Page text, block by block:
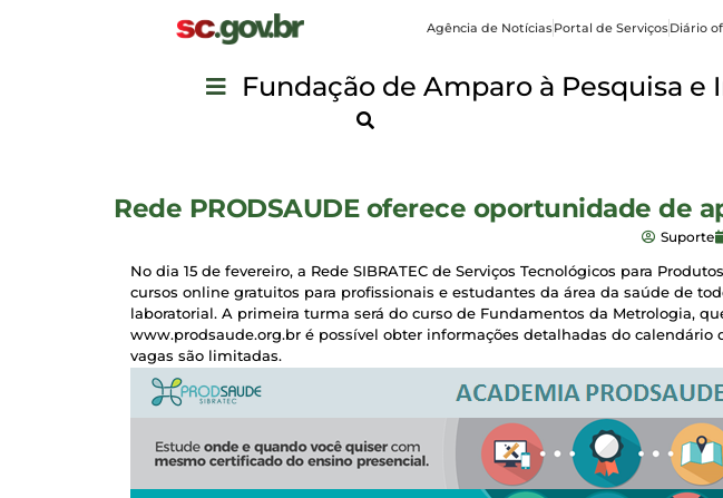
Agência de NotíciasPortal de ServiçosDiário
Fundação de Amparo à Pesquisa e
Rede PRODSAUDE oferece oportunidade de
Suporte
No dia 15 de fevereiro, a Rede SIBRATEC de Serviços Tecnológicos para
cursos online gratuitos para profissionais e estudantes da área da saúde de
laboratorial. A primeira turma será do curso de Fundamentos da Metrologia,
www.prodsaude.org.br é possível obter informações detalhadas do calendário
vagas são limitadas.